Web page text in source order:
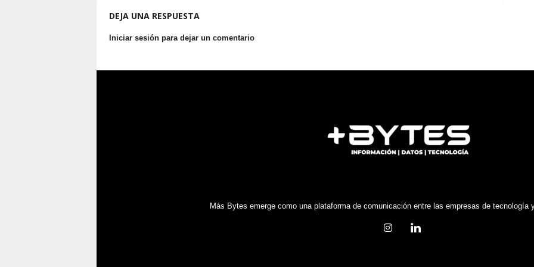
DEJA UNA RESPUESTA
Iniciar sesión para dejar un comentario
Más Bytes emerge como una plataforma de comunicación entre las empresas de tecnología